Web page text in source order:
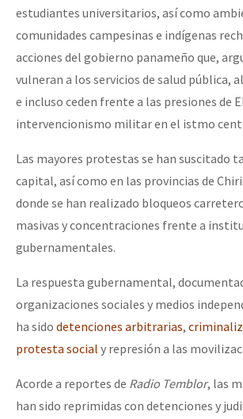
estudiantes universitarios, así como
comunidades campesinas e indígenas
acciones del gobierno panameño que,
vulneran a los servicios de salud pública,
e incluso ceden frente a las presiones de
intervencionismo militar en el istmo
Las mayores protestas se han suscitado
capital, así como en las provincias de
donde se han realizado bloqueos
masivas y concentraciones frente a
gubernamentales.
La respuesta gubernamental,
organizaciones sociales y medios
ha sido detenciones arbitrarias,
protesta social y represión a las
Acorde a reportes de Radio Temblor, las
han sido reprimidas con detenciones y